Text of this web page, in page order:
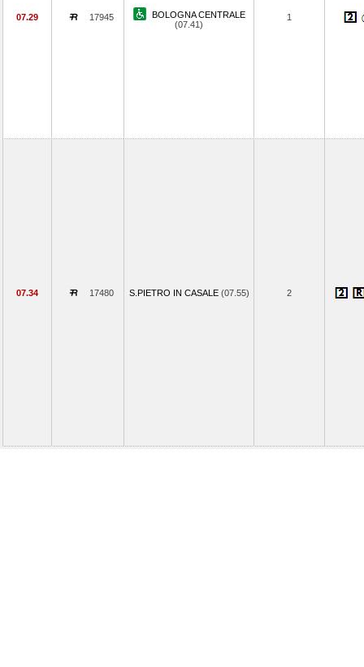
07.29 17945
BOLOGNA CENTRALE
(07.41)
1
07.34 17480 S.PIETRO IN CASALE (07.55) 2